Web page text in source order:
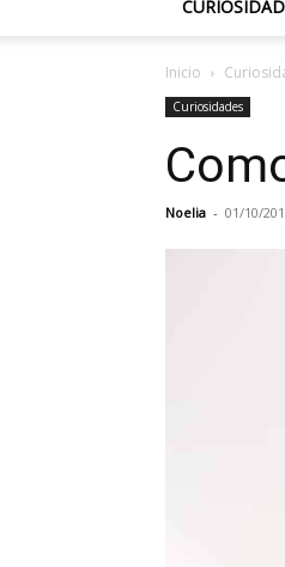
Inicio
Curiosidades
Noelia - 01/10/